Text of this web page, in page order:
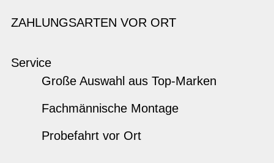
ZAHLUNGSARTEN VOR ORT
Service
Große Auswahl aus Top-Marken
Fachmännische Montage
Probefahrt vor Ort